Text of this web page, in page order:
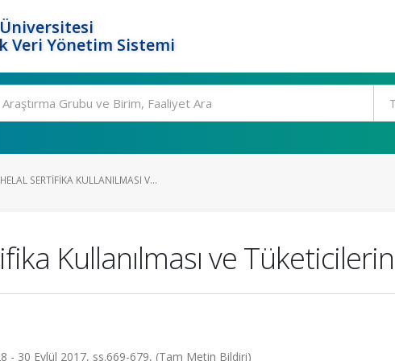
Veri Yönetim Sistemi
SERTIFIKA KULLANILMASI V...
Kullanılması ve Tüketicilerin
- 30 Eylül 2017, ss.669-679, (Tam Metin Bildiri)